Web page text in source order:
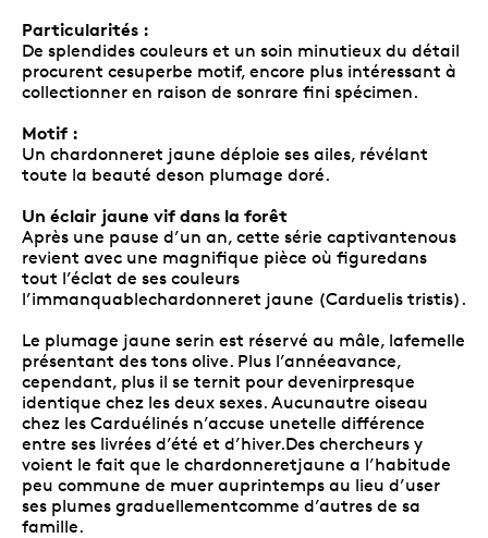
Particularités :
De splendides couleurs et un soin minutieux du détail
procurent cesuperbe motif, encore plus intéressant à
collectionner en raison de sonrare fini spécimen.
Motif :
Un chardonneret jaune déploie ses ailes, révélant
toute la beauté deson plumage doré.
Un éclair jaune vif dans la forêt
Après une pause d’un an, cette série captivantenous
revient avec une magnifique pièce où figuredans
tout l’éclat de ses couleurs
l’immanquablechardonneret jaune (Carduelis tristis).
Le plumage jaune serin est réservé au mâle, lafemelle
présentant des tons olive. Plus l’annéeavance,
cependant, plus il se ternit pour devenirpresque
identique chez les deux sexes. Aucunautre oiseau
chez les Carduélinés n’accuse unetelle différence
entre ses livrées d’été et d’hiver.Des chercheurs y
voient le fait que le chardonneretjaune a l’habitude
peu commune de muer auprintemps au lieu d’user
ses plumes graduellementcomme d’autres de sa
famille.